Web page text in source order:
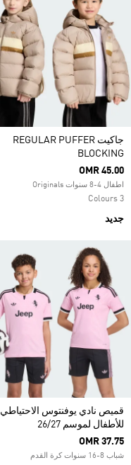
جاكيت REGULAR PUFFER
BLOCKING
OMR 45.00
اطفال 4-8 سنوات Originals
3 Colours
جديد
قميص نادي يوفنتوس الاحتياطي
للأطفال لموسم 26/27
OMR 37.75
شباب 8-16 سنوات كرة القدم